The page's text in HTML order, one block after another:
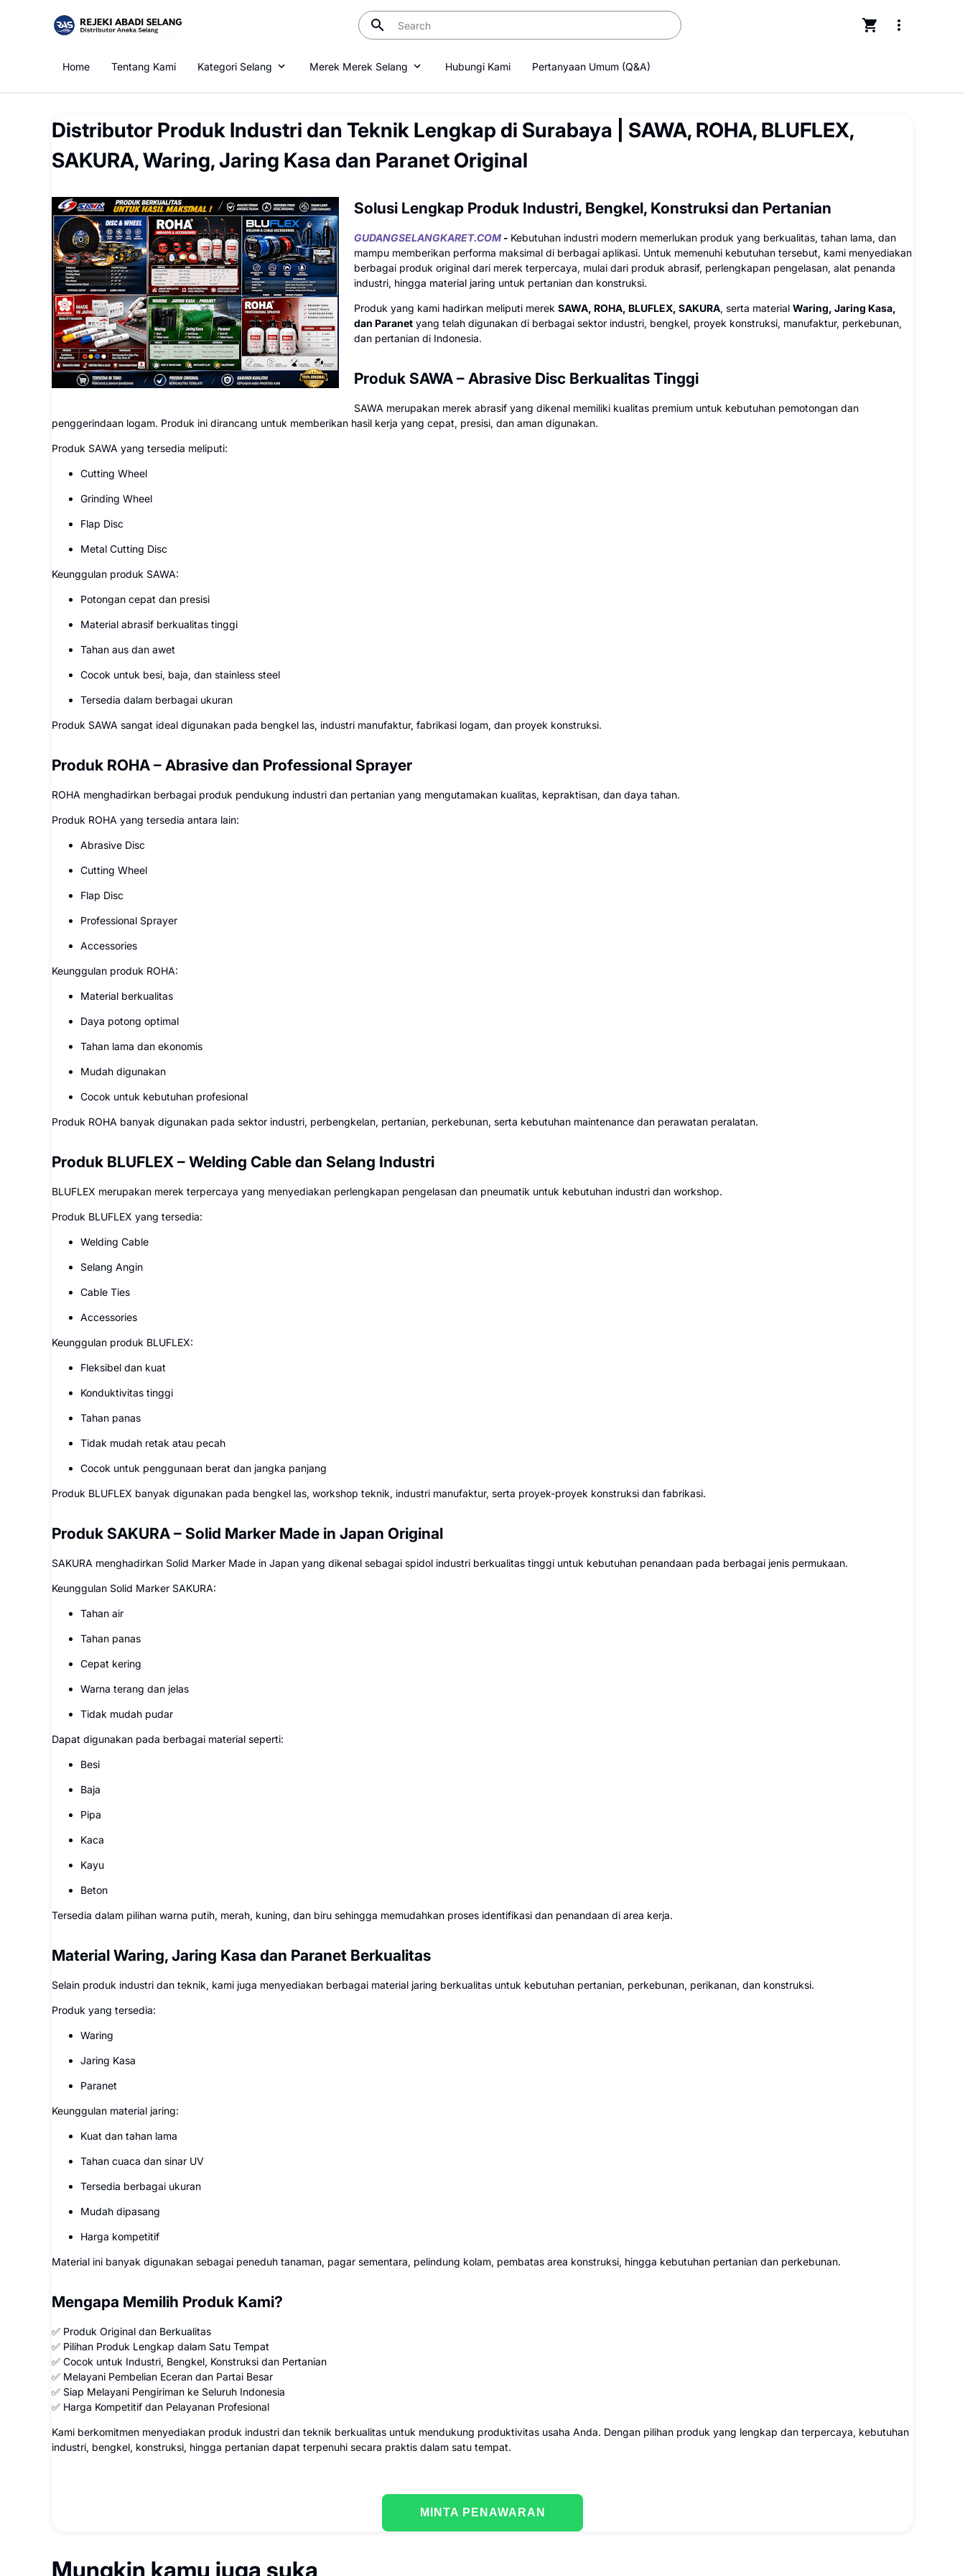
Home Tentang Kami Kategori Selang Merek Merek Selang Hubungi Kami Pertanyaan Umum (Q&A)
Distributor Produk Industri dan Teknik Lengkap di Surabaya | SAWA, ROHA, BLUFLEX,
SAKURA, Waring, Jaring Kasa dan Paranet Original
Solusi Lengkap Produk Industri, Bengkel, Konstruksi dan Pertanian
GUDANGSELANGKARET.COM - Kebutuhan industri modern memerlukan produk yang berkualitas, tahan lama, dan
mampu memberikan performa maksimal di berbagai aplikasi. Untuk memenuhi kebutuhan tersebut, kami menyediakan
berbagai produk original dari merek terpercaya, mulai dari produk abrasif, perlengkapan pengelasan, alat penanda
industri, hingga material jaring untuk pertanian dan konstruksi.
Produk yang kami hadirkan meliputi merek SAWA, ROHA, BLUFLEX, SAKURA, serta material Waring, Jaring Kasa,
dan Paranet yang telah digunakan di berbagai sektor industri, bengkel, proyek konstruksi, manufaktur, perkebunan,
dan pertanian di Indonesia.
Produk SAWA – Abrasive Disc Berkualitas Tinggi
SAWA merupakan merek abrasif yang dikenal memiliki kualitas premium untuk kebutuhan pemotongan dan
penggerindaan logam. Produk ini dirancang untuk memberikan hasil kerja yang cepat, presisi, dan aman digunakan.
Produk SAWA yang tersedia meliputi:
Cutting Wheel
Grinding Wheel
Flap Disc
Metal Cutting Disc
Keunggulan produk SAWA:
Potongan cepat dan presisi
Material abrasif berkualitas tinggi
Tahan aus dan awet
Cocok untuk besi, baja, dan stainless steel
Tersedia dalam berbagai ukuran
Produk SAWA sangat ideal digunakan pada bengkel las, industri manufaktur, fabrikasi logam, dan proyek konstruksi.
Produk ROHA – Abrasive dan Professional Sprayer
ROHA menghadirkan berbagai produk pendukung industri dan pertanian yang mengutamakan kualitas, kepraktisan, dan daya tahan.
Produk ROHA yang tersedia antara lain:
Abrasive Disc
Cutting Wheel
Flap Disc
Professional Sprayer
Accessories
Keunggulan produk ROHA:
Material berkualitas
Daya potong optimal
Tahan lama dan ekonomis
Mudah digunakan
Cocok untuk kebutuhan profesional
Produk ROHA banyak digunakan pada sektor industri, perbengkelan, pertanian, perkebunan, serta kebutuhan maintenance dan perawatan peralatan.
Produk BLUFLEX – Welding Cable dan Selang Industri
BLUFLEX merupakan merek terpercaya yang menyediakan perlengkapan pengelasan dan pneumatik untuk kebutuhan industri dan workshop.
Produk BLUFLEX yang tersedia:
Welding Cable
Selang Angin
Cable Ties
Accessories
Keunggulan produk BLUFLEX:
Fleksibel dan kuat
Konduktivitas tinggi
Tahan panas
Tidak mudah retak atau pecah
Cocok untuk penggunaan berat dan jangka panjang
Produk BLUFLEX banyak digunakan pada bengkel las, workshop teknik, industri manufaktur, serta proyek-proyek konstruksi dan fabrikasi.
Produk SAKURA – Solid Marker Made in Japan Original
SAKURA menghadirkan Solid Marker Made in Japan yang dikenal sebagai spidol industri berkualitas tinggi untuk kebutuhan penandaan pada berbagai jenis permukaan.
Keunggulan Solid Marker SAKURA:
Tahan air
Tahan panas
Cepat kering
Warna terang dan jelas
Tidak mudah pudar
Dapat digunakan pada berbagai material seperti:
Besi
Baja
Pipa
Kaca
Kayu
Beton
Tersedia dalam pilihan warna putih, merah, kuning, dan biru sehingga memudahkan proses identifikasi dan penandaan di area kerja.
Material Waring, Jaring Kasa dan Paranet Berkualitas
Selain produk industri dan teknik, kami juga menyediakan berbagai material jaring berkualitas untuk kebutuhan pertanian, perkebunan, perikanan, dan konstruksi.
Produk yang tersedia:
Waring
Jaring Kasa
Paranet
Keunggulan material jaring:
Kuat dan tahan lama
Tahan cuaca dan sinar UV
Tersedia berbagai ukuran
Mudah dipasang
Harga kompetitif
Material ini banyak digunakan sebagai peneduh tanaman, pagar sementara, pelindung kolam, pembatas area konstruksi, hingga kebutuhan pertanian dan perkebunan.
Mengapa Memilih Produk Kami?
✅ Produk Original dan Berkualitas
✅ Pilihan Produk Lengkap dalam Satu Tempat
✅ Cocok untuk Industri, Bengkel, Konstruksi dan Pertanian
✅ Melayani Pembelian Eceran dan Partai Besar
✅ Siap Melayani Pengiriman ke Seluruh Indonesia
✅ Harga Kompetitif dan Pelayanan Profesional
Kami berkomitmen menyediakan produk industri dan teknik berkualitas untuk mendukung produktivitas usaha Anda. Dengan pilihan produk yang lengkap dan terpercaya, kebutuhan
industri, bengkel, konstruksi, hingga pertanian dapat terpenuhi secara praktis dalam satu tempat.
MINTA PENAWARAN
Mungkin kamu juga suka